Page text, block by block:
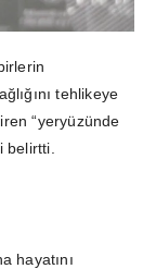
tehlikeye
“yeryüzünde
belirtti.
hayatını